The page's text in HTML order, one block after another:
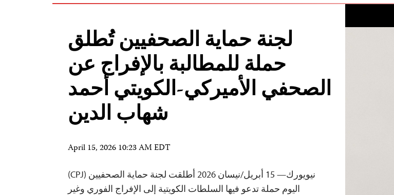
لجنة حماية الصحفيين تُطلق
حملة للمطالبة بالإفراج عن
الصحفي الأميركي-الكويتي أحمد
شهاب الدين
April 15, 2026 10:23 AM EDT
نيويورك— 15 أبريل/نيسان 2026 أطلقت لجنة حماية الصحفيين (CPJ)
اليوم حملة تدعو فيها السلطات الكويتية إلى الإفراج الفوري وغير